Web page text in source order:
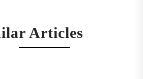
Articles